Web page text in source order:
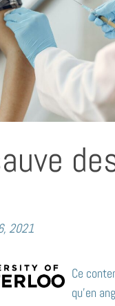
2021
Ce
qu’en